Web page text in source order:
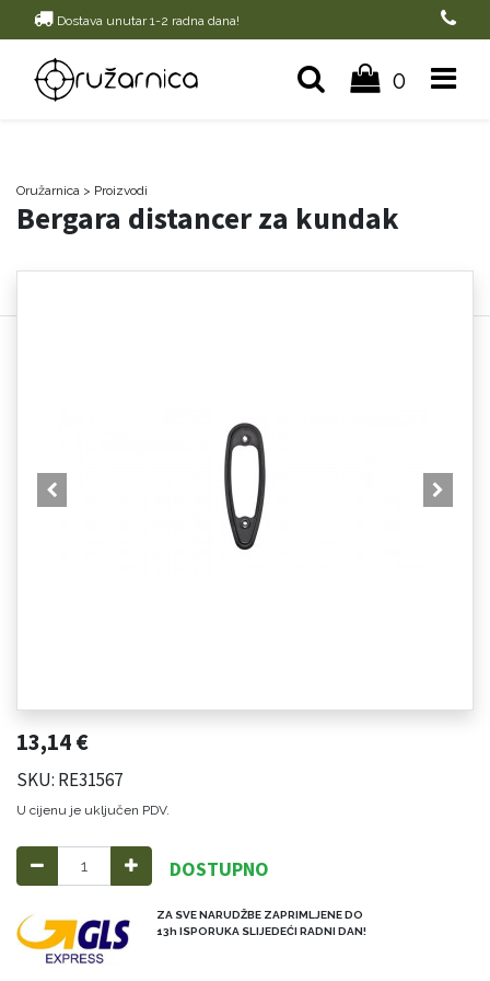
Dostava unutar 1-2 radna dana!
0
Oružarnica > Proizvodi
Bergara distancer za kundak
13,14€
SKU: RE31567
U cijenu je uključen PDV.
DOSTUPNO
ZA SVE NARUDŽBE ZAPRIMLJENE DO
13h ISPORUKA SLIJEDEĆI RADNI DAN!